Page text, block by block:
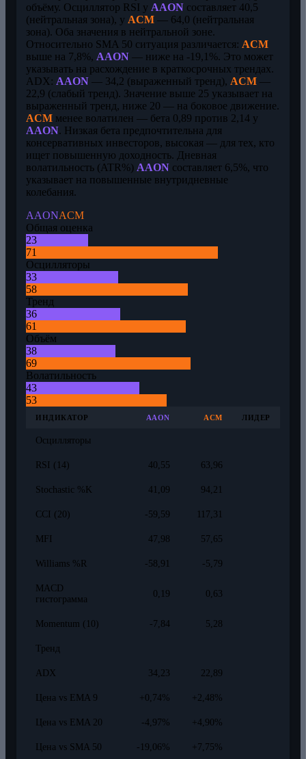
объёму. Осциллятор RSI у AAON составляет 40,5
(нейтральная зона), у ACM — 64,0 (нейтральная
зона). Оба значения в нейтральной зоне.
Относительно SMA 50 ситуация различается: ACM
выше на 7,8%, AAON — ниже на -19,1%. Это может
указывать на расхождение в краткосрочных трендах.
ADX: AAON — 34,2 (выраженный тренд), ACM —
22,9 (слабый тренд). Значение выше 25 указывает на
выраженный тренд, ниже 20 — на боковое движение.
ACM менее волатилен — бета 0,89 против 2,14 у
AAON. Низкая бета предпочтительна для
консервативных инвесторов, высокая — для тех, кто
ищет повышенную доходность. Дневная
волатильность (ATR%) AAON составляет 6,5%, что
указывает на повышенные внутридневные
колебания.
AAONACM
Общая оценка
23
71
Осцилляторы
33
58
Тренд
36
61
Объём
38
69
Волатильность
43
53
ИНДИКАТОР AAON ACM ЛИДЕР
Осцилляторы
RSI (14) 40,55 63,96
Stochastic %K 41,09 94,21
CCI (20) -59,59 117,31
MFI 47,98 57,65
Williams %R -58,91 -5,79
MACD
гистограмма
0,19 0,63
Momentum (10) -7,84 5,28
Тренд
ADX 34,23 22,89
Цена vs EMA 9 +0,74% +2,48%
Цена vs EMA 20 -4,97% +4,90%
Цена vs SMA 50 -19,06% +7,75%